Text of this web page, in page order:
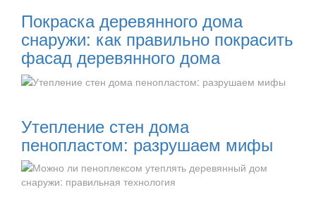
Покраска деревянного дома
снаружи: как правильно покрасить
фасад деревянного дома
Утепление стен дома
пенопластом: разрушаем мифы